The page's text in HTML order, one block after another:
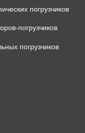
погрузчиков
погрузчиков
погрузчиков